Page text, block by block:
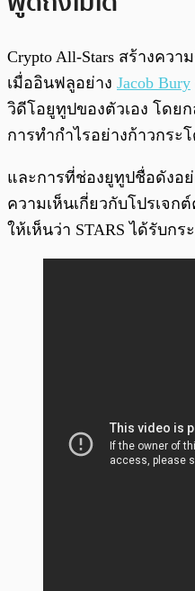
Crypto All-Stars สร้างคว
เมื่ออินฟลูอย่าง Jacob Bury
วิดีโอยูทูปของตัวเอง โดย
การทำกำไรอย่างก้าวกระ
และการที่ช่องยูทูปชื่อดังอย่
ความเห็นเกี่ยวกับโปรเจก
ให้เห็นว่า STARS ได้รับก